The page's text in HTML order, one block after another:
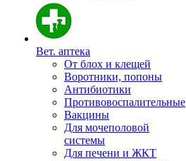
Вет. аптека
От блох и клещей
Воротники, попоны
Антибиотики
Противовоспалительные
Вакцины
Для мочеполовой
системы
Для печени и ЖКТ